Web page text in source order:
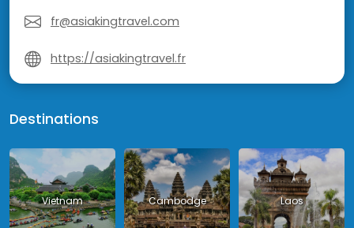
fr@asiakingtravel.com
https://asiakingtravel.fr
Destinations
Vietnam Cambodge Laos